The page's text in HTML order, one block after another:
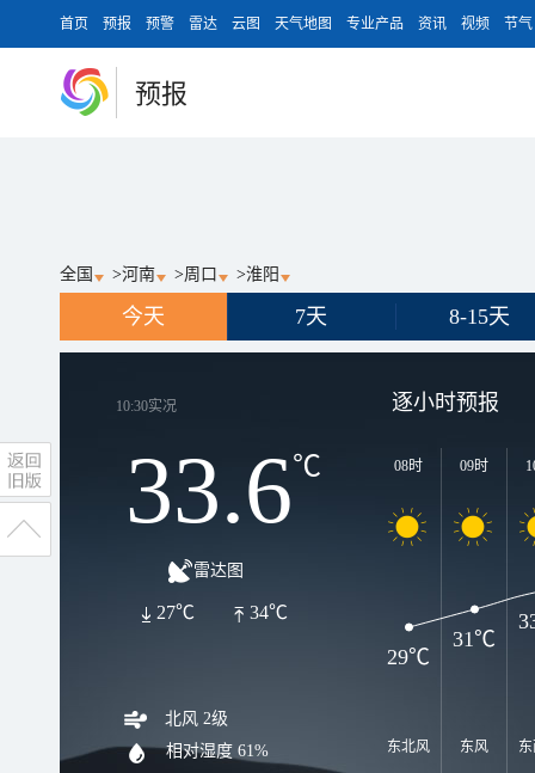
首页 预报 预警 雷达 云图 天气地图 专业产品 资讯 视频 节气
预报
全国 >河南 >周口 >淮阳
今天 7天 8-15天
10:30实况
33.6℃
雷达图
34℃
27℃
北风 2级
相对湿度 61%
逐小时预报
08时
东北风
09时
东风
29℃
31℃